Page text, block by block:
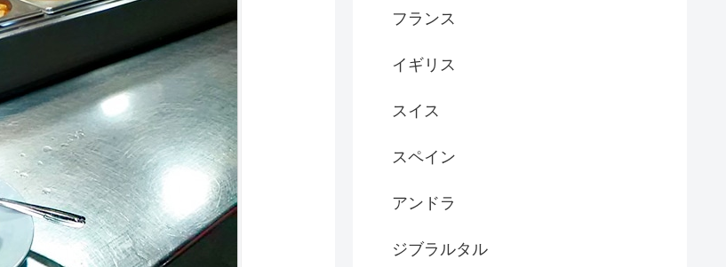
フランス
イギリス
スイス
スペイン
アンドラ
ジブラルタル